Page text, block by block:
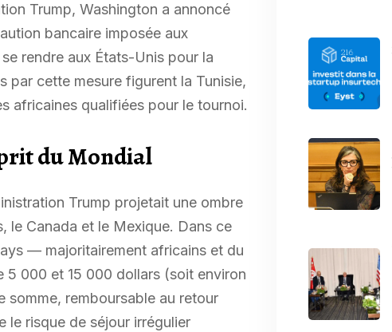
Trump, Washington a annoncé
bancaire imposée aux
rendre aux États-Unis pour la
par cette mesure figurent la Tunisie,
africaines qualifiées pour le tournoi.
du Mondial
Trump projetait une ombre
le Canada et le Mexique. Dans ce
— majoritairement africains et du
5 000 et 15 000 dollars (soit environ
somme, remboursable au retour
le risque de séjour irrégulier